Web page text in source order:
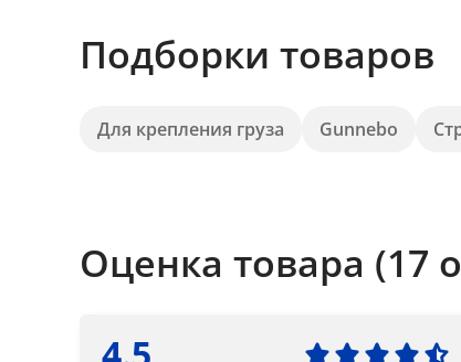
Подборки товаров
Для крепления груза Gunnebo
Оценка товара (17